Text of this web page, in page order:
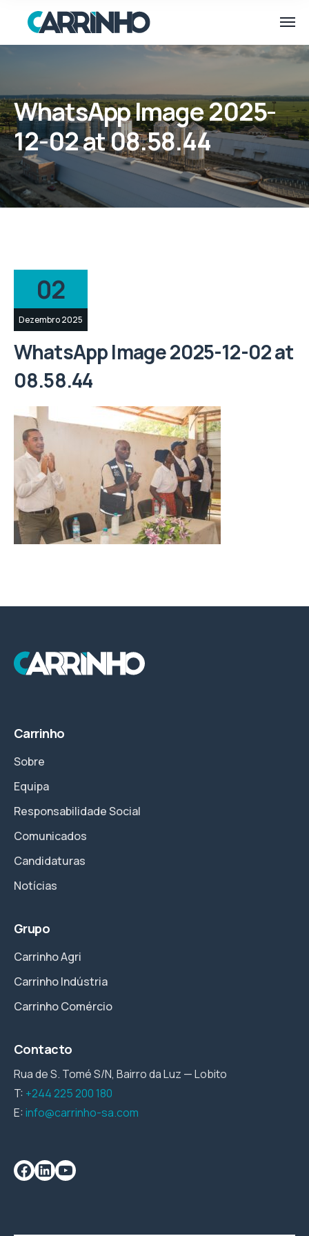
WhatsApp Image 2025-
12-02 at 08.58.44
02
Dezembro 2025
WhatsApp Image 2025-12-02 at
08.58.44
Carrinho
Sobre
Equipa
Responsabilidade Social
Comunicados
Candidaturas
Notícias
Grupo
Carrinho Agri
Carrinho Indústria
Carrinho Comércio
Contacto
Rua de S. Tomé S/N, Bairro da Luz — Lobito
T: +244 225 200 180
E:info@carrinho-sa.com